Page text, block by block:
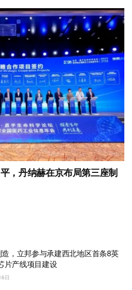
，丹纳赫在京布局第三座制
造，立邦参与承建西北地区首条8英
片产线项目建设
日